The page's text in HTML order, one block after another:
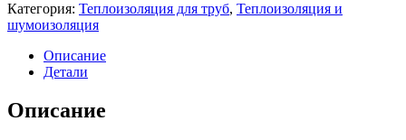
Категория: Теплоизоляция для труб, Теплоизоляция и
шумоизоляция
Описание
Детали
Описание